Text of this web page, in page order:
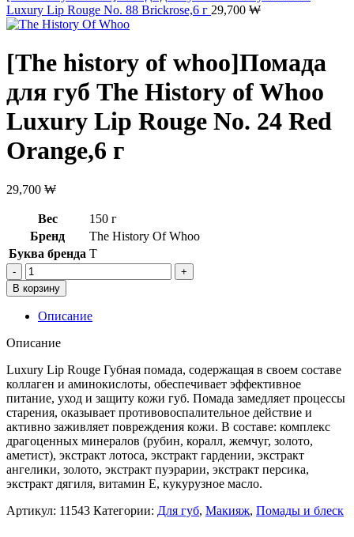
Luxury Lip Rouge No. 88 Brickrose,6 г 29,700 ₩
[The history of whoo]Помада
для губ The History of Whoo
Luxury Lip Rouge No. 24 Red
Orange,6 г
29,700 ₩
Вес
150 г
Бренд
The History Of Whoo
Буква бренда T
Количество
товара
[The
history
whoo]Помада
губ
The
History
of
Whoo
Luxury
Lip
Rouge
No.
Red
В корзину
Описание
Описание
Luxury Lip Rouge Губная помада, содержащая в своем составе
коллаген и аминокислоты, обеспечивает эффективное
питание, уход и защиту кожи губ. Помада замедляет процессы
старения, оказывает противовоспалительное действие и
активно заживляет повреждения кожи. В составе: комплекс
драгоценных минералов (рубин, коралл, жемчуг, золото,
аметист), экстракт лотоса, экстракт гардении, экстракт
ангелики, золото, экстракт пуэрарии, экстракт персика,
экстракт дягиля, витамин Е, кукурузное масло.
Артикул: 11543 Категории: Для губ, Макияж, Помады и блеск